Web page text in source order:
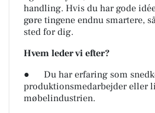
handling. Hvis du har gode
gøre tingene endnu smartere,
sted for dig.
Hvem leder vi efter?
● Du har erfaring som
produktionsmedarbejder eller
møbelindustrien.